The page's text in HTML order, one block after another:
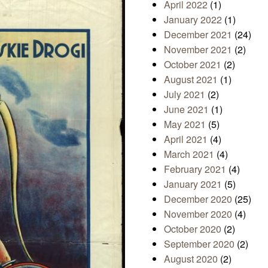
April 2022 (1)
January 2022 (1)
December 2021 (24)
November 2021 (2)
October 2021 (2)
August 2021 (1)
July 2021 (2)
June 2021 (1)
May 2021 (5)
April 2021 (4)
March 2021 (4)
February 2021 (4)
January 2021 (5)
December 2020 (25)
November 2020 (4)
October 2020 (2)
September 2020 (2)
August 2020 (2)